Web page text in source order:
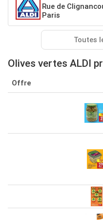
Rue de
Paris
Toutes
Olives vertes ALDI
Offre